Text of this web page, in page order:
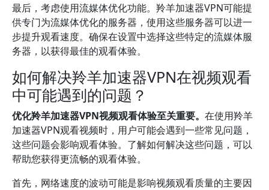
最后，考虑使用流媒体优化功能。羚羊加速器VPN可能提
供专门为流媒体优化的服务器，使用这些服务器可以进一
步提升观看速度。确保在设置中选择这些特定的流媒体服
务器，以获得最佳的观看体验。
如何解决羚羊加速器VPN在视频观看
中可能遇到的问题？
优化羚羊加速器VPN视频观看体验至关重要。 在使用羚羊
加速器VPN观看视频时，用户可能会遇到一些常见问题，
这些问题会影响观看体验。了解如何解决这些问题，可以
帮助您获得更流畅的观看体验。
首先，网络速度的波动可能是影响视频观看质量的主要因